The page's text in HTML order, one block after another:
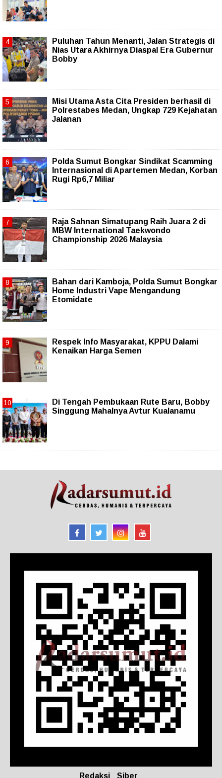
Puluhan Tahun Menanti, Jalan Strategis di
Nias Utara Akhirnya Diaspal Era Gubernur
Bobby
Misi Utama Asta Cita Presiden berhasil di
Polrestabes Medan, Ungkap 729 Kejahatan
Jalanan
Polda Sumut Bongkar Sindikat Scamming
Internasional di Apartemen Medan, Korban
Rugi Rp6,7 Miliar
Raja Sahnan Simatupang Raih Juara 2 di
MBW International Taekwondo
Championship 2026 Malaysia
Bahan dari Kamboja, Polda Sumut Bongkar
Home Industri Vape Mengandung
Etomidate
Respek Info Masyarakat, KPPU Dalami
Kenaikan Harga Semen
Di Tengah Pembukaan Rute Baru, Bobby
Singgung Mahalnya Avtur Kualanamu
Redaksi Siber